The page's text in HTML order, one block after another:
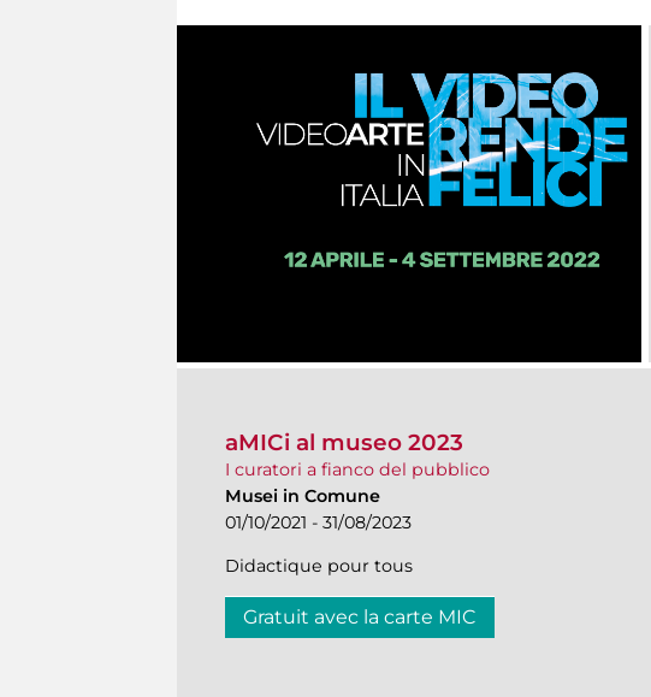
aMICi al museo 2023
I curatori a fianco del pubblico
Musei in Comune
01/10/2021 - 31/08/2023
Didactique pour tous
Gratuit avec la carte MIC